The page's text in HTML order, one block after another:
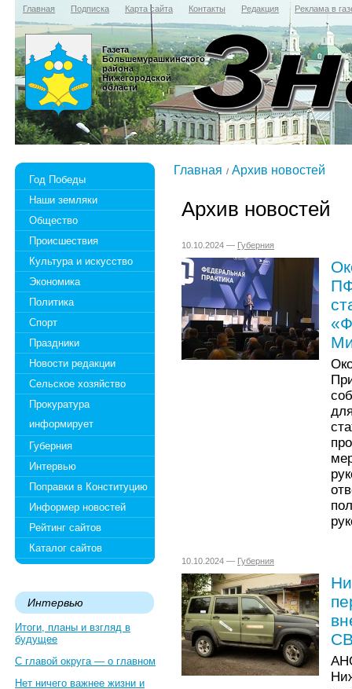
Главная Подписка Карта сайта Контакты Редакция Реклама в
Газета
Большемурашкинского
района
Нижегородской
области
Год Победы
Наши земляки
Общество
Происшествия
Культура и искусство
Экономика
Политика
Спорт
Праздники
Новости редакции
Сельское хозяйство
Прокуратура
информирует
Губерния
Интервью
Поправки в Конституцию
Информер новостей
Рейтинг сайтов
Каталог сайтов
Интервью
Итоги, планы и взгляд в
будущее
С главой округа — о главном
Нет ничего важнее жизни и
Главная Архив новостей
Архив новостей
10.10.2024 — Губерния
10.10.2024 — Губерния